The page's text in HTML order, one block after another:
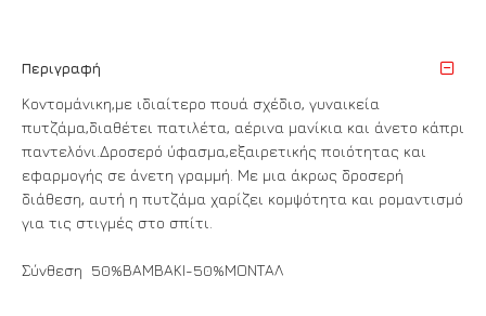
Περιγραφή
Κοντομάνικη,με ιδιαίτερο πουά σχέδιο, γυναικεία
πυτζάμα,διαθέτει πατιλέτα, αέρινα μανίκια και άνετο κάπρι
παντελόνι.Δροσερό ύφασμα,εξαιρετικής ποιότητας και
εφαρμογής σε άνετη γραμμή. Με μια άκρως δροσερή
διάθεση, αυτή η πυτζάμα χαρίζει κομψότητα και ρομαντισμό
για τις στιγμές στο σπίτι.
Σύνθεση 50%ΒΑΜΒΑΚΙ-50%ΜΟΝΤΑΛ